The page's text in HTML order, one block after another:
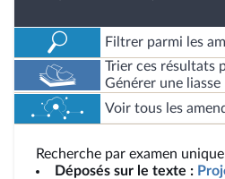
Filtrer parmi les
Trier ces résultats
Générer une liasse
Voir tous les
Recherche par examen
Déposés sur le texte :